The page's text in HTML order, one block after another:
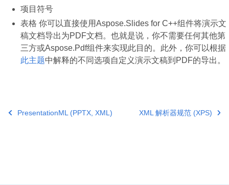
项目符号
表格 你可以直接使用Aspose.Slides for C++组件将演示文
稿文档导出为PDF文档。也就是说，你不需要任何其他第
三方或Aspose.Pdf组件来实现此目的。此外，你可以根据
此主题中解释的不同选项自定义演示文稿到PDF的导出。
PresentationML (PPTX, XML) XML 解析器规范 (XPS)